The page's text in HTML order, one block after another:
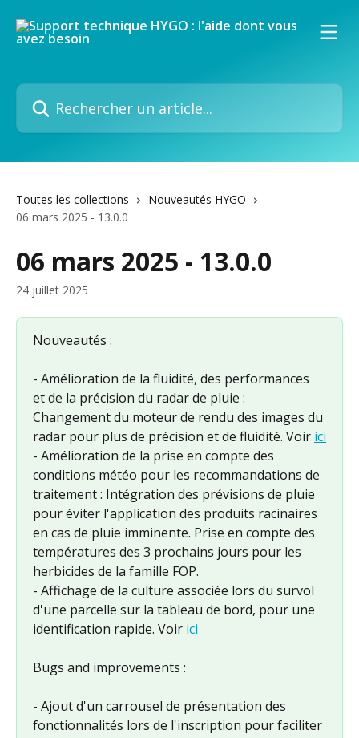
Rechercher un article...
Toutes les collections
Nouveautés HYGO
06 mars 2025 - 13.0.0
06 mars 2025 - 13.0.0
24 juillet 2025
Nouveautés :
- Amélioration de la fluidité, des performances
et de la précision du radar de pluie :
Changement du moteur de rendu des images du
radar pour plus de précision et de fluidité. Voir ici
- Amélioration de la prise en compte des
conditions météo pour les recommandations de
traitement : Intégration des prévisions de pluie
pour éviter l'application des produits racinaires
en cas de pluie imminente. Prise en compte des
températures des 3 prochains jours pour les
herbicides de la famille FOP.
- Affichage de la culture associée lors du survol
d'une parcelle sur la tableau de bord, pour une
identification rapide. Voir ici
Bugs and improvements :
- Ajout d'un carrousel de présentation des
fonctionnalités lors de l'inscription pour faciliter